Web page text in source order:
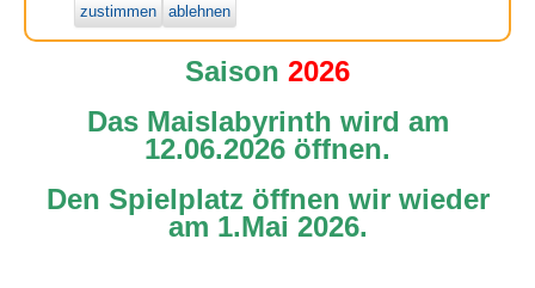
zustimmen ablehnen
Saison 2026
Das Maislabyrinth wird am
12.06.2026 öffnen.
Den Spielplatz öffnen wir wieder
am 1.Mai 2026.